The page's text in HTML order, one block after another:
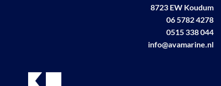
8723 EW Koudum
06 5782 4278
0515 338 044
info@avamarine.nl